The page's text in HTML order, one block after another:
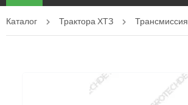
Каталог Трактора ХТЗ Трансмиссия